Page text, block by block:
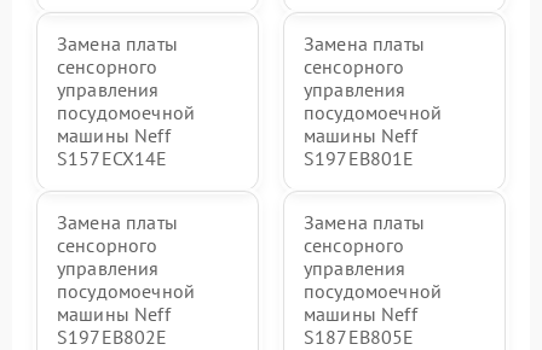
Замена платы
сенсорного
управления
посудомоечной
машины Neff
S157ECX14E
Замена платы
сенсорного
управления
посудомоечной
машины Neff
S197EB801E
Замена платы
сенсорного
управления
посудомоечной
машины Neff
S197EB802E
Замена платы
сенсорного
управления
посудомоечной
машины Neff
S187EB805E